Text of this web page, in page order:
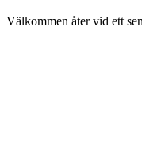
Välkommen åter vid ett